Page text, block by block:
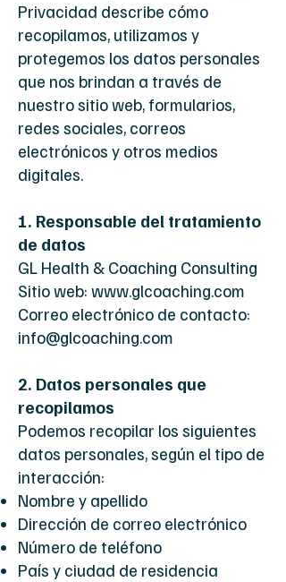
Privacidad describe cómo
recopilamos, utilizamos y
protegemos los datos personales
que nos brindan a través de
nuestro sitio web, formularios,
redes sociales, correos
electrónicos y otros medios
digitales.
1. Responsable del tratamiento
de datos
GL Health & Coaching Consulting
Sitio web: www.glcoaching.com
Correo electrónico de contacto:
info@glcoaching.com
2. Datos personales que
recopilamos
Podemos recopilar los siguientes
datos personales, según el tipo de
interacción:
Nombre y apellido
Dirección de correo electrónico
Número de teléfono
País y ciudad de residencia